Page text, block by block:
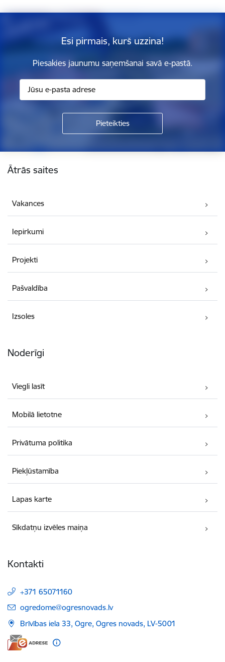
Esi pirmais, kurš uzzina!
Piesakies jaunumu saņemšanai savā e-pastā.
Ātrās saites
Vakances
Iepirkumi
Projekti
Pašvaldība
Izsoles
Noderīgi
Viegli lasīt
Mobilā lietotne
Privātuma politika
Piekļūstamība
Lapas karte
Sīkdatņu izvēles maiņa
Kontakti
+371 65071160
E-pasts:
ogredome@ogresnovads.lv
Brīvības iela 33, Ogre, Ogres novads, LV-5001